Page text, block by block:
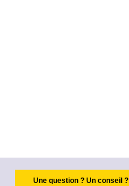
Une question ? Un conseil ?